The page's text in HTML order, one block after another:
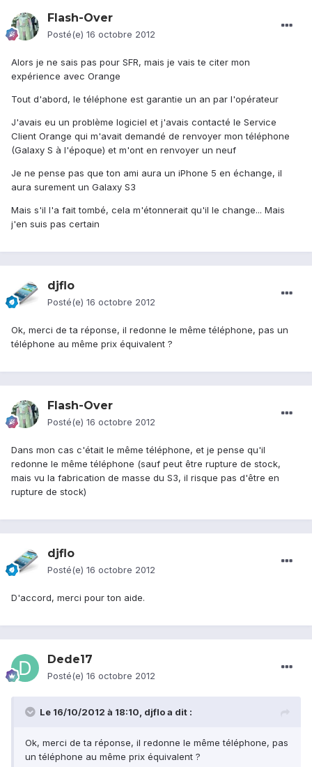
Flash-Over
Posté(e) 16 octobre 2012
Alors je ne sais pas pour SFR, mais je vais te citer mon
expérience avec Orange
Tout d'abord, le téléphone est garantie un an par l'opérateur
J'avais eu un problème logiciel et j'avais contacté le Service
Client Orange qui m'avait demandé de renvoyer mon téléphone
(Galaxy S à l'époque) et m'ont en renvoyer un neuf
Je ne pense pas que ton ami aura un iPhone 5 en échange, il
aura surement un Galaxy S3
Mais s'il l'a fait tombé, cela m'étonnerait qu'il le change... Mais
j'en suis pas certain
djflo
Posté(e) 16 octobre 2012
Ok, merci de ta réponse, il redonne le même téléphone, pas un
téléphone au même prix équivalent ?
Flash-Over
Posté(e) 16 octobre 2012
Dans mon cas c'était le même téléphone, et je pense qu'il
redonne le même téléphone (sauf peut être rupture de stock,
mais vu la fabrication de masse du S3, il risque pas d'être en
rupture de stock)
djflo
Posté(e) 16 octobre 2012
D'accord, merci pour ton aide.
Dede17
Posté(e) 16 octobre 2012
Le 16/10/2012 à 18:10, djflo a dit :
Ok, merci de ta réponse, il redonne le même téléphone, pas
un téléphone au même prix équivalent ?